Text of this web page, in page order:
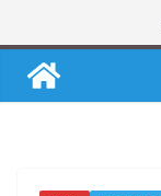
al
contenido